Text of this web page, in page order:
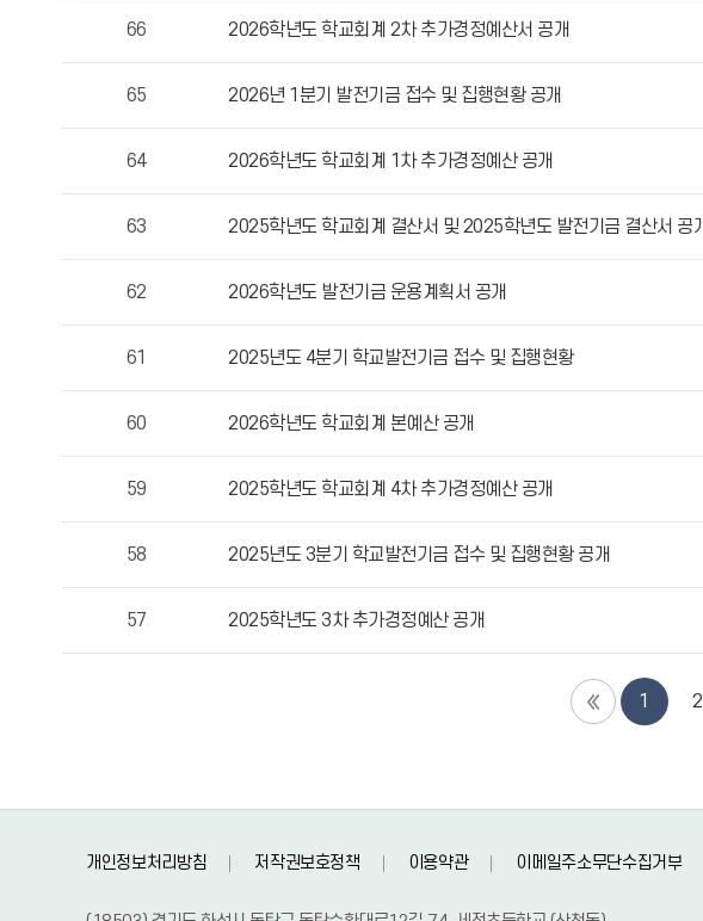
산
황
제
일,
회
수
66 2026학년도 학교회계 2차 추가경정예산서 공개
65 2026년 1분기 발전기금 접수 및 집행현황 공개
64 2026학년도 학교회계 1차 추가경정예산 공개
63 2025학년도 학교회계 결산서 및 2025학년도 발전기금 결산서 공
62 2026학년도 발전기금 운용계획서 공개
61 2025년도 4분기 학교발전기금 접수 및 집행현황
60 2026학년도 학교회계 본예산 공개
59 2025학년도 학교회계 4차 추가경정예산 공개
58 2025년도 3분기 학교발전기금 접수 및 집행현황 공개
57 2025학년도 3차 추가경정예산 공개
1 2
개인정보처리방침 저작권보호정책 이용약관 이메일주소무단수집거부